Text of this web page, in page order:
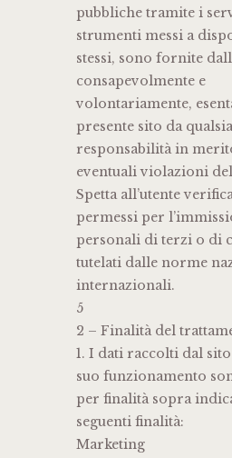
pubbliche tramite i
strumenti messi a
stessi, sono fornite
consapevolmente e
volontariamente,
presente sito da
responsabilità in
eventuali violazioni
Spetta all’utente
permessi per
personali di terzi o di
tutelati dalle norme
internazionali.
5
2 – Finalità del
1. I dati raccolti dal
suo funzionamento
per finalità sopra
seguenti finalità:
Marketing